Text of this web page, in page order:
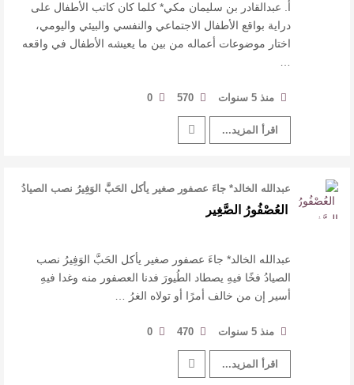
أ. عبدالقادر بن سليمان مكي* كلما كان كاتب الأطفال على
دراية بواقع الأطفال الاجتماعي والنفسي والبيئي واليومي،
اختار موضوعات أعماله من بين ما يعيشه الأطفال في واقعه
منذ 5 سنوات 570
0
اقرأ المزيد...
عبدالله الخالد* جاءَ عصفور صغير يأكل الحَبَّ الوَفِيرُ نصب الصيادُ
فخًا فيهِ يصط …
العُصْفُورُ الصَّغِير
عبدالله الخالد* جاءَ عصفور صغير يأكل الحَبَّ الوَفِيرُ نصب
الصيادُ فخًا فيهِ يصطاد الطُيورَ فدنا العصفور منه وغدا فيهِ
أسير إن من خالف أمرًا أو تولاه الغرُ …
منذ 5 سنوات 470
0
اقرأ المزيد...